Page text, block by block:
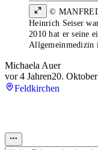
©
Heinrich Seiser
2010 hat er seine
Allgemeinmedizin
Michaela Auer
vor 4 Jahren20.
Feldkirchen